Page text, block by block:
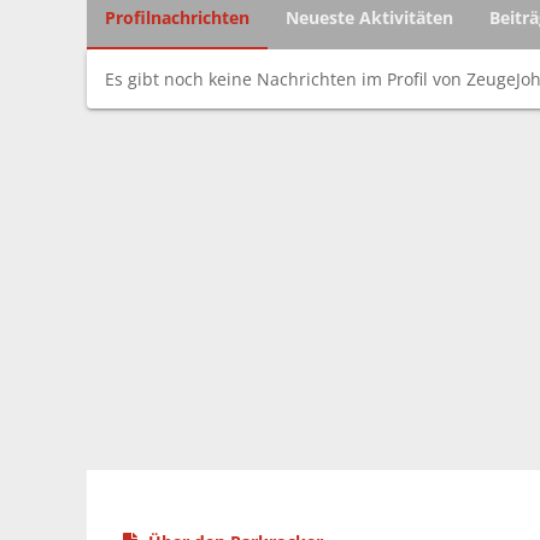
Profilnachrichten Neueste Aktivitäten
Es gibt noch keine Nachrichten im Profil von